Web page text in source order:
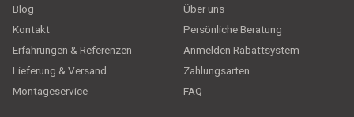
Blog
Über uns
Kontakt
Persönliche Beratung
Erfahrungen & Referenzen
Anmelden Rabattsystem
Lieferung & Versand
Zahlungsarten
Montageservice
FAQ